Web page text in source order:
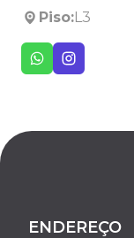
Piso:L3
ENDEREÇO